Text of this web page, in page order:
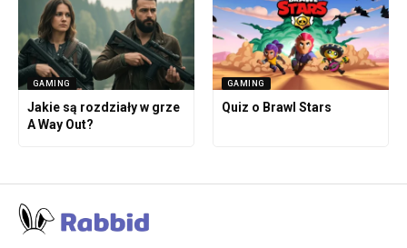
GAMING
Jakie są rozdziały w grze
A Way Out?
GAMING
Quiz o Brawl Stars